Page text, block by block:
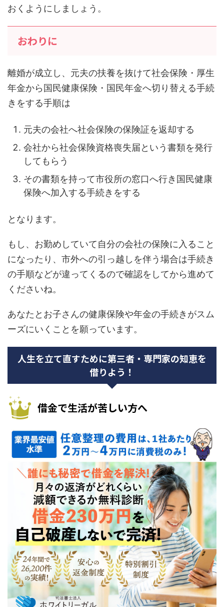
おくようにしましょう。
おわりに
離婚が成立し、元夫の扶養を抜けて社会保険・厚生
年金から国民健康保険・国民年金へ切り替える手続
きをする手順は
元夫の会社へ社会保険の保険証を返却する
会社から社会保険資格喪失届という書類を発行
してもらう
その書類を持って市役所の窓口へ行き国民健康
保険へ加入する手続きをする
となります。
もし、お勤めしていて自分の会社の保険に入ること
になったり、市外への引っ越しを伴う場合は手続き
の手順などが違ってくるので確認をしてから進めて
くださいね。
あなたとお子さんの健康保険や年金の手続きがスム
ーズにいくことを願っています。
人生を立て直すために第三者・専門家の知恵を
借りよう！
借金で生活が苦しい方へ